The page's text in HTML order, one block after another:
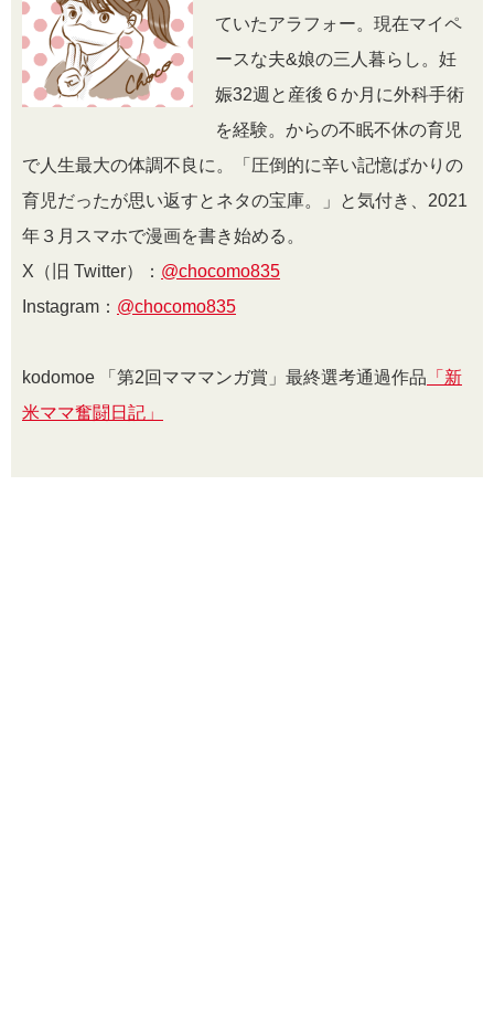
ていたアラフォー。現在マイペ
ースな夫&娘の三人暮らし。妊
娠32週と産後６か月に外科手術
を経験。からの不眠不休の育児
で人生最大の体調不良に。「圧倒的に辛い記憶ばかりの
育児だったが思い返すとネタの宝庫。」と気付き、2021
年３月スマホで漫画を書き始める。
X（旧 Twitter）： @chocomo835
Instagram： @chocomo835
kodomoe 「第2回マママンガ賞」最終選考通過作品 「新
米ママ奮闘日記」